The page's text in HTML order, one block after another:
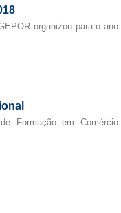
organizou para o ano
Formação em Comércio